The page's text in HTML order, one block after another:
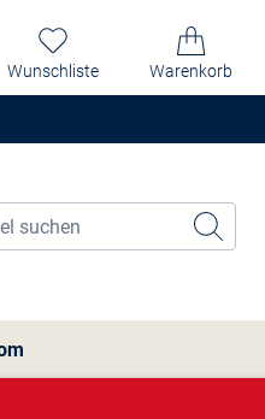
Wunschliste Warenkorb